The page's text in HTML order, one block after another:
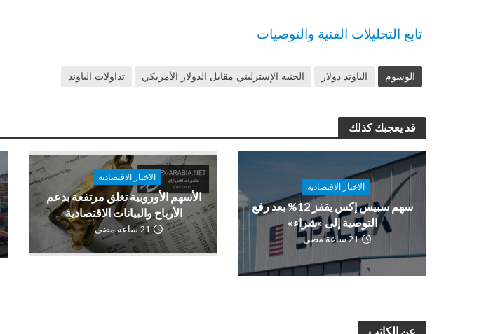
تابع التحليلات الفنية والتوصيات
الوسوم الباوند دولار الجنيه الإسترليني مقابل الدولار الأمريكي تداولات الباوند
قد يعجبك كذلك
الاخبار الاقتصادية
سهم سبيس إكس يقفز 12% بعد رفع
التوصية إلى «شراء»
21 ساعة مضى
الاخبار الاقتصادية
الأسهم الأوروبية تغلق مرتفعة بدعم
الأرباح والبيانات الاقتصادية
21 ساعة مضى
عن الكاتب